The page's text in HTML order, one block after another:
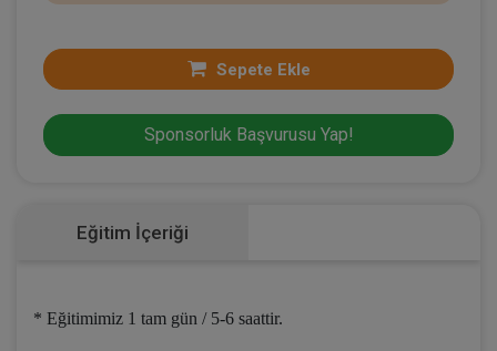
Sepete Ekle
Sponsorluk Başvurusu Yap!
Eğitim İçeriği
* Eğitimimiz 1 tam gün / 5-6 saattir.